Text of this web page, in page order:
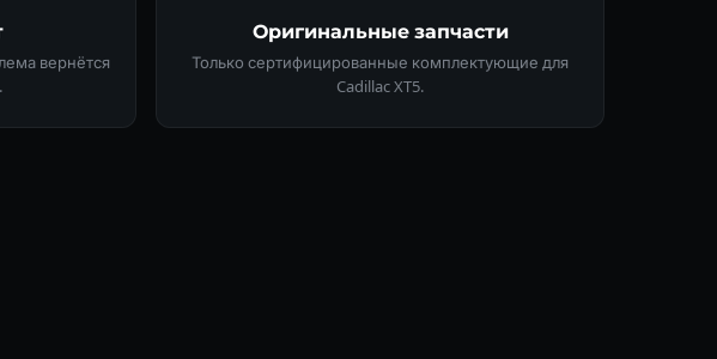
вернётся
Оригинальные запчасти
Только сертифицированные комплектующие для
Cadillac XT5.